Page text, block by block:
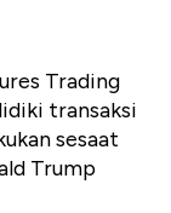
Trading
transaksi
sesaat
Trump